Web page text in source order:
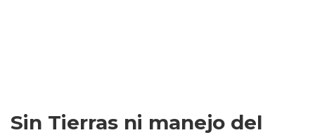
Sin Tierras ni manejo del